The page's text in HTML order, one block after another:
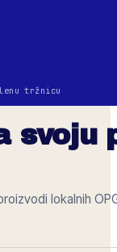
tržnicu
svoju
lokalnih